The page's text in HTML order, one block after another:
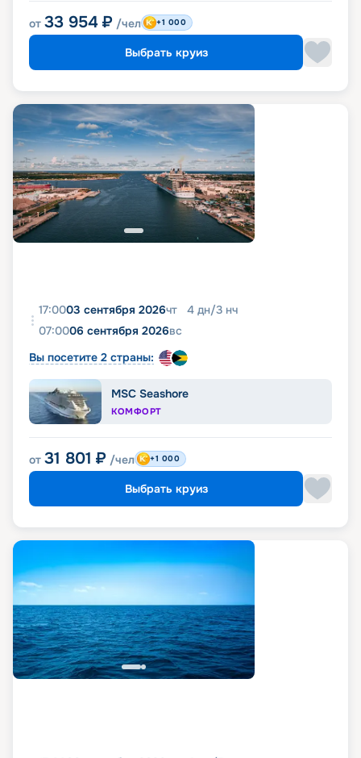
от 33 954 ₽ /чел +1 000
Выбрать круиз
17:0003 сентября 2026чт 4 дн/3 нч
07:0006 сентября 2026вс
Вы посетите 2 страны:
MSC Seashore
КОМФОРТ
от 31 801 ₽ /чел +1 000
Выбрать круиз